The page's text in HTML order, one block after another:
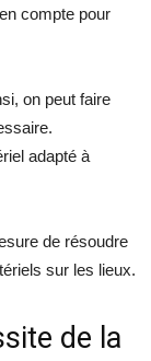
compte pour
on peut faire
adapté à
de résoudre
sur les lieux.
de la